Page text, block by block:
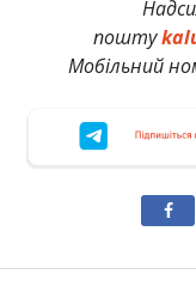
пошту
Мобільний